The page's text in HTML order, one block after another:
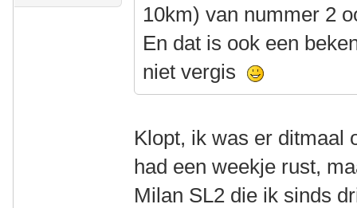
10km) van nummer 2
En dat is ook een
niet vergis
Klopt, ik was er ditmaal
had een weekje rust,
Milan SL2 die ik sinds